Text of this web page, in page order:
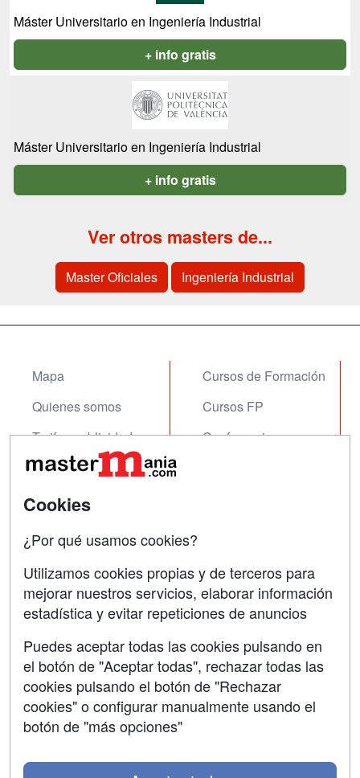
Máster Universitario en Ingeniería Industrial
+ info gratis
Máster Universitario en Ingeniería Industrial
+ info gratis
Ver otros masters de...
Master Oficiales Ingeniería Industrial
Mapa
Quienes somos
Tarifas publicidad
Acceso Usuarios
Acceso Centros
Cursos de Formación
Cursos FP
Conferencias
Contactar
Confidencialidad
Aviso legal
Copyleft
Cookies
¿Por qué usamos cookies?
Utilizamos cookies propias y de terceros para
mejorar nuestros servicios, elaborar información
estadística y evitar repeticiones de anuncios
Puedes aceptar todas las cookies pulsando en
el botón de "Aceptar todas", rechazar todas las
cookies pulsando el botón de "Rechazar
cookies" o configurar manualmente usando el
botón de "más opciones"